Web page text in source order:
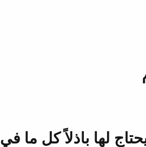
لها باذلاً كل ما في